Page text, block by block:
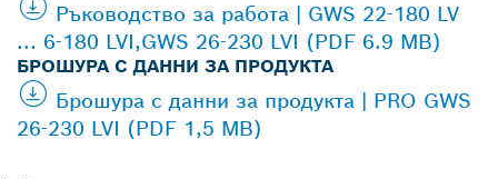
Ръководство за работа | GWS 22-180 LV
... 6-180 LVI,GWS 26-230 LVI (PDF 6.9 MB)
БРОШУРА С ДАННИ ЗА ПРОДУКТА
Брошура с данни за продукта | PRO GWS
26-230 LVI (PDF 1,5 MB)